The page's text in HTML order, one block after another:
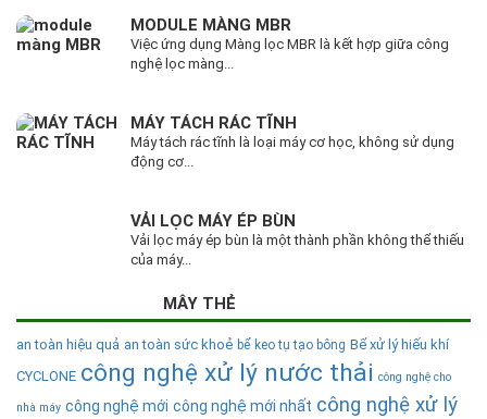
MODULE MÀNG MBR
Việc ứng dụng Màng lọc MBR là kết hợp giữa công
nghệ lọc màng...
MÁY TÁCH RÁC TĨNH
Máy tách rác tĩnh là loại máy cơ học, không sử dụng
động cơ...
VẢI LỌC MÁY ÉP BÙN
Vải lọc máy ép bùn là một thành phần không thể thiếu
của máy...
MÂY THẺ
an toàn hiệu quả an toàn sức khoẻ bể keo tụ tạo bông Bể xử lý hiếu khí
CYCLONE công nghệ xử lý nước thải công nghệ cho
nhà máy công nghệ mới công nghệ mới nhất công nghệ xử lý